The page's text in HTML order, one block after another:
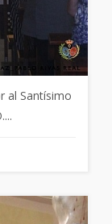
al Santísimo